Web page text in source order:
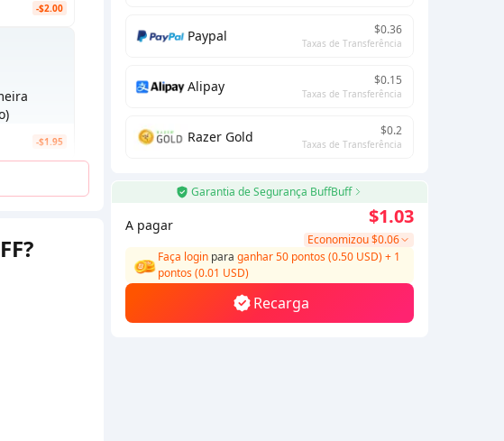
Paypal $0.36
Taxas de Transferência
Alipay $0.15
Taxas de Transferência
Razer Gold $0.2
Taxas de Transferência
Garantia de Segurança BuffBuff
A pagar
Economizou$0.06
$1.03
Faça login para ganhar 50 pontos (0.50 USD)+ 1
pontos (0.01 USD)
Recarga
-$2.00
-$1.95